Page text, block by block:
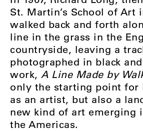
St. Martin’s School of Art
walked back and forth
line in the grass in the
countryside, leaving a
photographed in black
work, A Line Made by
only the starting point for
as an artist, but also a
new kind of art emerging
the Americas.